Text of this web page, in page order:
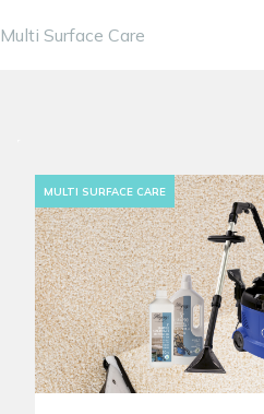
Multi Surface Care
MULTI SURFACE CARE